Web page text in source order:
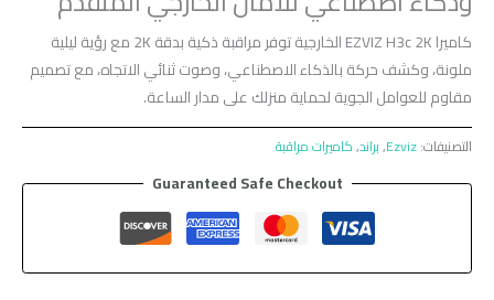
كاميرا EZVIZ H3c 2K الخارجية توفر مراقبة ذكية بدقة 2K مع رؤية ليلية
ملونة، وكشف حركة بالذكاء الاصطناعي، وصوت ثنائي الاتجاه، مع تصميم
مقاوم للعوامل الجوية لحماية منزلك على مدار الساعة.
التصنيفات:Ezviz
,براند,كاميرات مراقبة
Guaranteed Safe Checkout